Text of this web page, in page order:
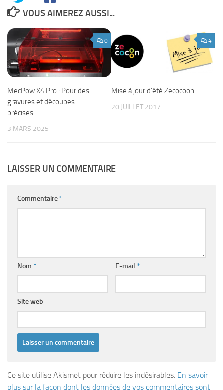
VOUS AIMEREZ AUSSI...
0
MecPow X4 Pro : Pour des
gravures et découpes
précises
3 MARS 2025
4
Mise à jour d’été Zecocoon
20 JUILLET 2017
LAISSER UN COMMENTAIRE
Commentaire*
Nom * E-mail *
Site web
Ce site utilise Akismet pour réduire les indésirables. En savoir
plus sur la façon dont les données de vos commentaires sont